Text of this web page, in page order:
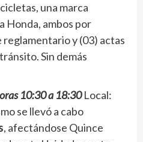
una marca
Honda, ambos por
y (03) actas
Sin demás
10:30 a 18:30Local:
se llevó a cabo
, afectándose Quince